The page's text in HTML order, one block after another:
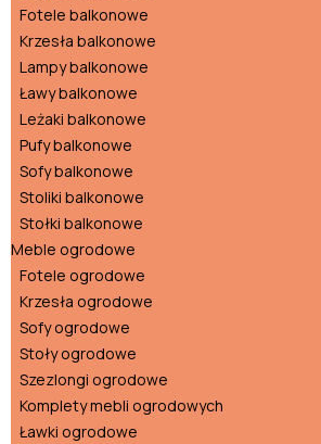
Fotele balkonowe
Krzesła balkonowe
Lampy balkonowe
Ławy balkonowe
Leżaki balkonowe
Pufy balkonowe
Sofy balkonowe
Stoliki balkonowe
Stołki balkonowe
Meble ogrodowe
Fotele ogrodowe
Krzesła ogrodowe
Sofy ogrodowe
Stoły ogrodowe
Szezlongi ogrodowe
Komplety mebli ogrodowych
Ławki ogrodowe